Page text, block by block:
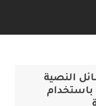
النصية
باستخدام